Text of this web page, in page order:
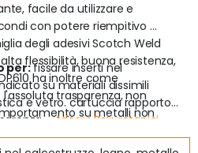
facile da utilizzare e
con potere riempitivo
degli adesivi Scotch Weld
flessibilità, buona resistenza,
ha inoltre come
trasparenza, non
su metalli non
per: fissare inserti nel
su materiali dissimili
e vetro. cartuccia rapporto
- Adesivi Poliuretanici
di applicatore